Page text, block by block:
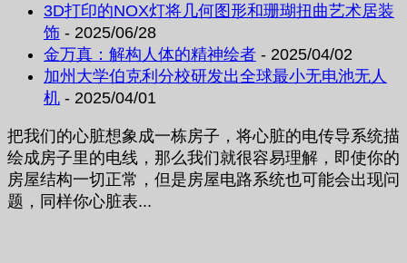
3D打印的NOX灯将几何图形和珊瑚扭曲艺术居装
饰 - 2025/06/28
金万真：解构人体的精神绘者 - 2025/04/02
加州大学伯克利分校研发出全球最小无电池无人
机 - 2025/04/01
把我们的心脏想象成一栋房子，将心脏的电传导系统描
绘成房子里的电线，那么我们就很容易理解，即使你的
房屋结构一切正常，但是房屋电路系统也可能会出现问
题，同样你心脏表...